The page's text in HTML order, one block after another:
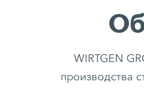
WIRTGEN
производства